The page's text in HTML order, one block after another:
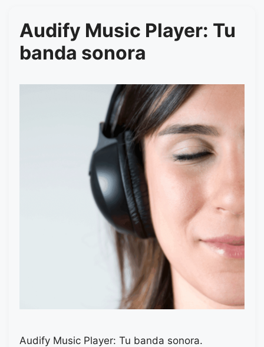
Audify Music Player: Tu
banda sonora
Audify Music Player: Tu banda sonora.